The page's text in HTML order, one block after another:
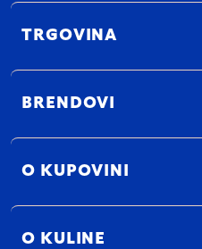
TRGOVINA
BRENDOVI
O KUPOVINI
O KULINE